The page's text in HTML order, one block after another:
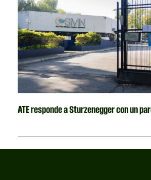
ATE responde a Sturzenegger con un